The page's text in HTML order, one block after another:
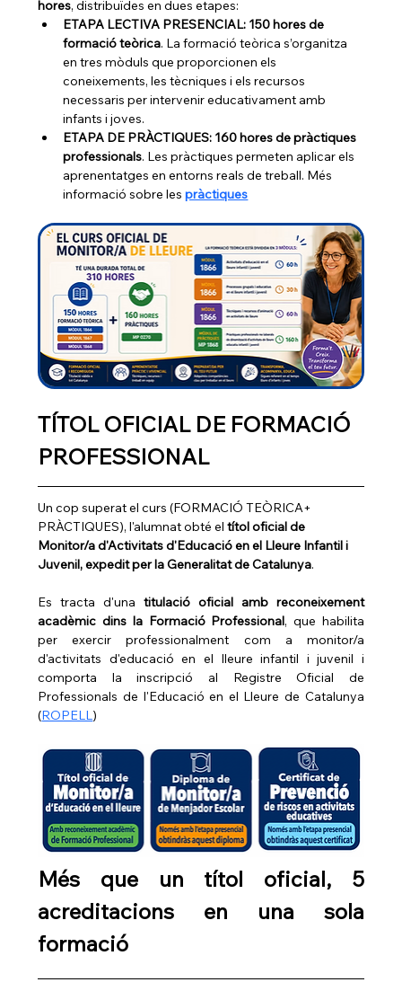
hores, distribuïdes en dues etapes:
ETAPA LECTIVA PRESENCIAL: 150 hores de
formació teòrica. La formació teòrica s’organitza
en tres mòduls que proporcionen els
coneixements, les tècniques i els recursos
necessaris per intervenir educativament amb
infants i joves.
ETAPA DE PRÀCTIQUES: 160 hores de pràctiques
professionals. Les pràctiques permeten aplicar els
aprenentatges en entorns reals de treball. Més
informació sobre les pràctiques
TÍTOL OFICIAL DE FORMACIÓ
PROFESSIONAL
Un cop superat el curs (FORMACIÓ TEÒRICA+
PRÀCTIQUES), l'alumnat obté el títol oficial de
Monitor/a d'Activitats d'Educació en el Lleure Infantil i
Juvenil, expedit per la Generalitat de Catalunya.
Es tracta d'una titulació oficial amb reconeixement
acadèmic dins la Formació Professional, que habilita
per exercir professionalment com a monitor/a
d'activitats d'educació en el lleure infantil i juvenil i
comporta la inscripció al Registre Oficial de
Professionals de l'Educació en el Lleure de Catalunya
(ROPELL)
Més que un títol oficial, 5
acreditacions en una sola
formació